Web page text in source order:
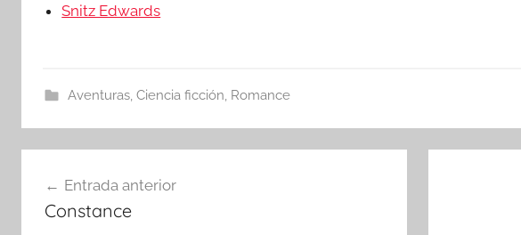
Snitz Edwards
Aventuras, Ciencia ficción, Romance
Navegación
de
Entrada anterior
Constance